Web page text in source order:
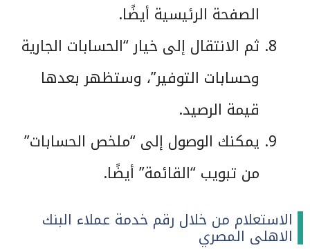
الصفحة الرئيسية أيضًا.
ثم الانتقال إلى خيار “الحسابات الجارية
وحسابات التوفير”، وستظهر بعدها
قيمة الرصيد.
يمكنك الوصول إلى “ملخص الحسابات”
من تبويب “القائمة” أيضًا.
الاستعلام من خلال رقم خدمة عملاء البنك
الاهلى المصري